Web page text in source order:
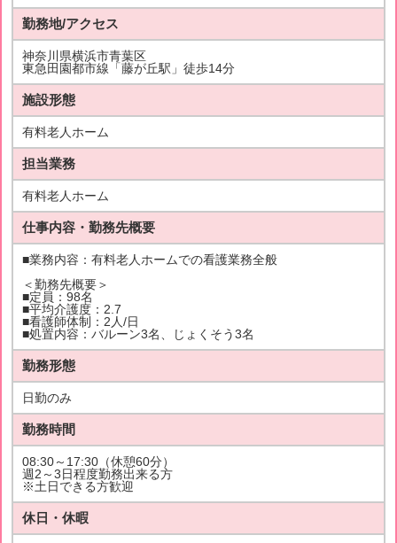
勤務地/アクセス
神奈川県横浜市青葉区
東急田園都市線「藤が丘駅」徒歩14分
施設形態
有料老人ホーム
担当業務
有料老人ホーム
仕事内容・勤務先概要
■業務内容：有料老人ホームでの看護業務全般
＜勤務先概要＞
■定員：98名
■平均介護度：2.7
■看護師体制：2人/日
■処置内容：バルーン3名、じょくそう3名
勤務形態
日勤のみ
勤務時間
08:30～17:30（休憩60分）
週2～3日程度勤務出来る方
※土日できる方歓迎
休日・休暇